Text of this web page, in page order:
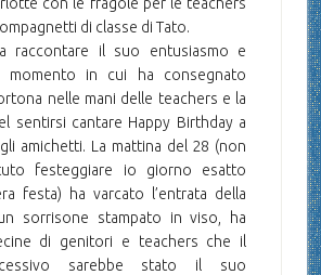
di classe di Tato.
raccontare il suo entusiasmo e
momento in cui ha consegnato
nelle mani delle teachers e la
sentirsi cantare Happy Birthday a
amichetti. La mattina del 28 (non
festeggiare io giorno esatto
festa) ha varcato l’entrata della
sorrisone stampato in viso, ha
di genitori e teachers che il
sarebbe stato il suo